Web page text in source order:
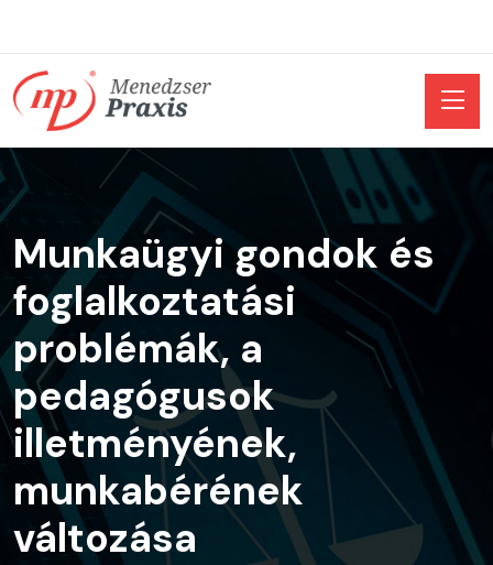
Munkaügyi gondok és
foglalkoztatási
problémák, a
pedagógusok
illetményének,
munkabérének
változása